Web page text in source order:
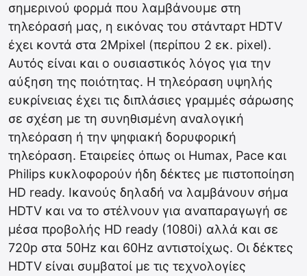
σημερινού φορμά που λαμβάνουμε στη
τηλεόρασή μας, η εικόνας του στάνταρτ HDTV
έχει κοντά στα 2Mpixel (περίπου 2 εκ. pixel).
Αυτός είναι και ο ουσιαστικός λόγος για την
αύξηση της ποιότητας. Η τηλεόραση υψηλής
ευκρίνειας έχει τις διπλάσιες γραμμές σάρωσης
σε σχέση με τη συνηθισμένη αναλογική
τηλεόραση ή την ψηφιακή δορυφορική
τηλεόραση. Εταιρείες όπως οι Humax, Pace και
Philips κυκλοφορούν ήδη δέκτες με πιστοποίηση
HD ready. Ικανούς δηλαδή να λαμβάνουν σήμα
HDTV και να το στέλνουν για αναπαραγωγή σε
μέσα προβολής HD ready (1080i) αλλά και σε
720p στα 50Hz και 60Hz αντιστοίχως. Οι δέκτες
HDTV είναι συμβατοί με τις τεχνολογίες